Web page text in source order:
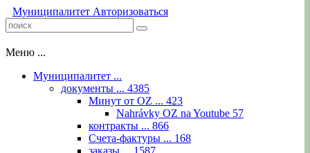
Муниципалитет Авторизоваться
Меню ...
Муниципалитет ...
документы ... 4385
Минут от OZ ... 423
Nahrávky OZ na Youtube 57
контракты ... 866
Счета-фактуры ... 168
заказы ... 1587